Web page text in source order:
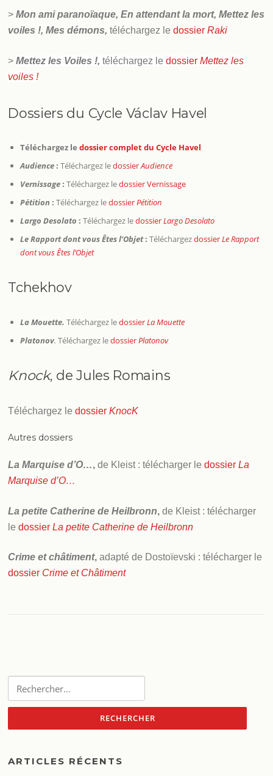
>Mon ami paranoïaque, En attendant la mort, Mettez les
voiles !, Mes démons,téléchargez ledossierRaki
>Mettez les Voiles !, téléchargez ledossierMettez les
voiles !
Dossiers du Cycle Václav Havel
Téléchargez ledossier complet du Cycle Havel
Audience : Téléchargez ledossierAudience
Vernissage : Téléchargez ledossier Vernissage
Pétition :Téléchargez ledossierPétition
Largo Desolato :Téléchargez ledossierLargo Desolato
Le Rapport dont vous Êtes l’Objet: TéléchargezdossierLe Rapport
dont vous Êtes l’Objet
Tchekhov
La Mouette. Téléchargez ledossierLa Mouette
Platonov. Téléchargez ledossierPlatonov
Knock, de Jules Romains
Téléchargez ledossierKnocK
Autres dossiers
La Marquise d’O…, de Kleist : télécharger ledossierLa
Marquise d’O…
La petite Catherine de Heilbronn, de Kleist : télécharger
ledossierLa petite Catherine de Heilbronn
Crime et châtiment, adapté de Dostoïevski : télécharger le
dossier Crime et Châtiment
ARTICLES RÉCENTS